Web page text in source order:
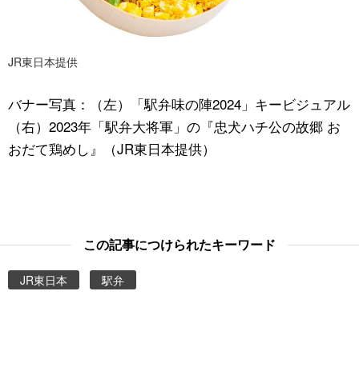
JR東日本提供
バナー写真：（左）「駅弁味の陣2024」キービジュアル
（右）2023年「駅弁大将軍」の『忠犬ハチ公の故郷 お
おだて鶏めし』（JR東日本提供）
この記事につけられたキーワード
JR東日本 駅弁